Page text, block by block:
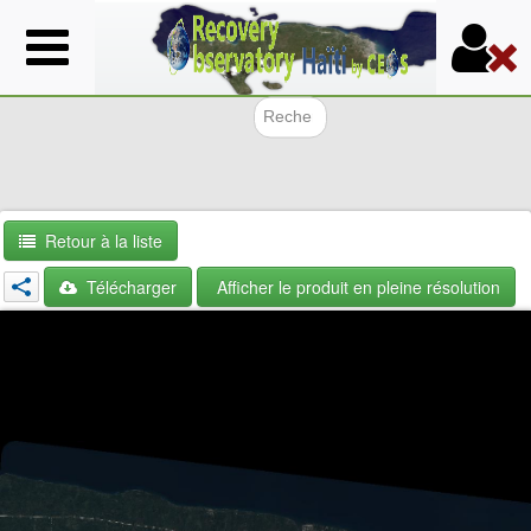
Aller
au
contenu
Retour à la liste
Télécharger
Afficher le produit en pleine résolution